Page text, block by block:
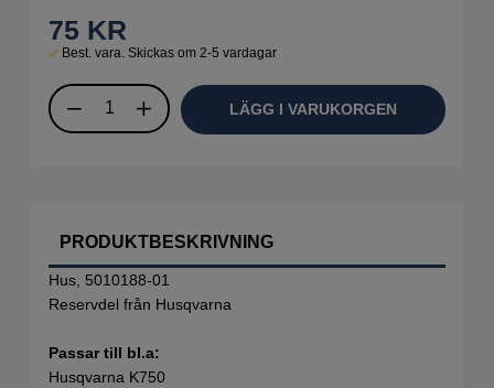
75 KR
Best. vara. Skickas om 2-5 vardagar
LÄGG I VARUKORGEN
PRODUKTBESKRIVNING
Hus, 5010188-01
Reservdel från Husqvarna
Passar till bl.a:
Husqvarna K750